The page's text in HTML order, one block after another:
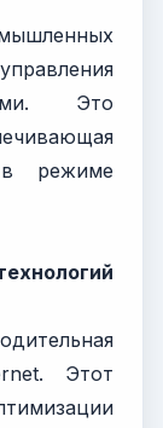
Это
в режиме
Этот